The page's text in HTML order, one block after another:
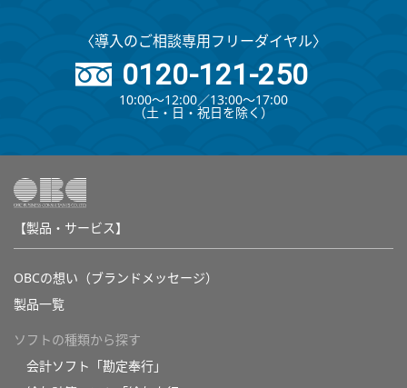
〈導入のご相談専用フリーダイヤル〉
0120-121-250
10:00～12:00∕13:00～17:00
（⼟・⽇・祝⽇を除く）
【製品・サービス】
OBCの想い（ブランドメッセージ）
製品一覧
ソフトの種類から探す
会計ソフト「勘定奉行」